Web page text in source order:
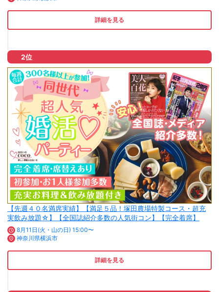
詳細を見る
2位
【先週４０名満席実績】【満足５品！塚田農場特製コース・超充
実飲み放題☆】【全国誌紹介多数の人気街コン】【完全着席】
8月11日(火・山の日) 15:00〜
神奈川県横浜市
詳細を見る